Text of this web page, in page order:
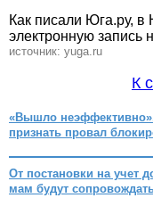
Как писали Юга.ру, в
электронную запись
источник: yuga.ru
К
«Вышло
признать провал
От постановки на учет
мам будут